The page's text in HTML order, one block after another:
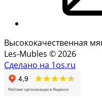
Высококачественная
Les-Mubles © 2026
Сделано на 1os.ru